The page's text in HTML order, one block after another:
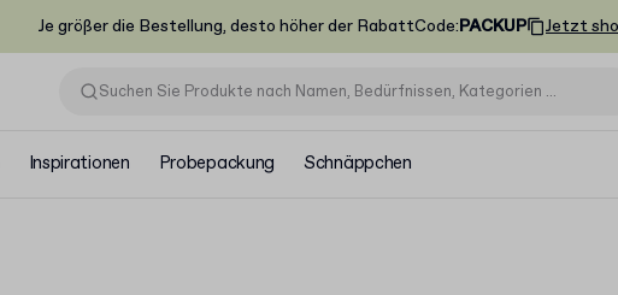
Je größer die Bestellung, desto höher der RabattCode:PACKUP Jetzt
Inspirationen Probepackung Schnäppchen